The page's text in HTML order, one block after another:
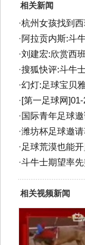
相关新闻
·杭州女孩找到
·阿拉贡内斯:斗
·刘建宏:欣赏西
·搜狐快评:斗牛
·幻灯:足球宝贝
·[第一足球网
· 国际青年足球
·潍坊杯足球邀
·足球荒漠也能
·斗牛士期望率
相关视频新闻